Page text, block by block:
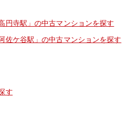
円寺駅」の中古マンションを探す
佐ケ谷駅」の中古マンションを探す
す